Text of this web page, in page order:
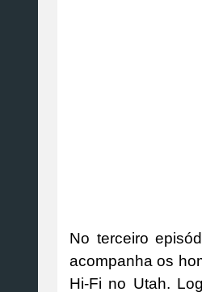
No terceiro
acompanha os
Hi-Fi no Utah.